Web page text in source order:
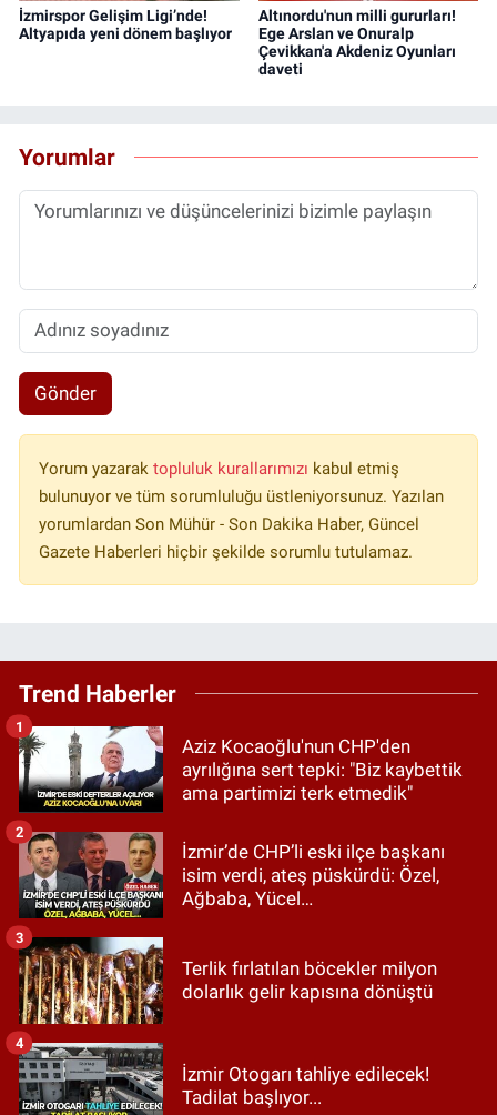
İzmirspor Gelişim Ligi’nde!
Altyapıda yeni dönem başlıyor
Altınordu'nun milli gururları!
Ege Arslan ve Onuralp
Çevikkan'a Akdeniz Oyunları
daveti
Yorumlar
Gönder
Yorum yazarak topluluk kurallarımızı kabul etmiş
bulunuyor ve tüm sorumluluğu üstleniyorsunuz. Yazılan
yorumlardan Son Mühür - Son Dakika Haber, Güncel
Gazete Haberleri hiçbir şekilde sorumlu tutulamaz.
Trend Haberler
Aziz Kocaoğlu'nun CHP'den
ayrılığına sert tepki: "Biz kaybettik
ama partimizi terk etmedik"
1
İzmir’de CHP’li eski ilçe başkanı
isim verdi, ateş püskürdü: Özel,
Ağbaba, Yücel…
2
Terlik fırlatılan böcekler milyon
dolarlık gelir kapısına dönüştü
3
İzmir Otogarı tahliye edilecek!
Tadilat başlıyor...
4